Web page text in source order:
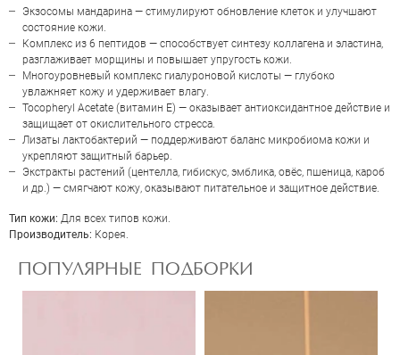
ОЦЕНКА
Отправить
Экзосомы мандарина — стимулируют обновление клеток и улучшают
состояние кожи.
Комплекс из 6 пептидов — способствует синтезу коллагена и эластина,
разглаживает морщины и повышает упругость кожи.
Многоуровневый комплекс гиалуроновой кислоты — глубоко
увлажняет кожу и удерживает влагу.
Tocopheryl Acetate (витамин Е) — оказывает антиоксидантное действие и
защищает от окислительного стресса.
Лизаты лактобактерий — поддерживают баланс микробиома кожи и
укрепляют защитный барьер.
Экстракты растений (центелла, гибискус, эмблика, овёс, пшеница, кароб
и др.) — смягчают кожу, оказывают питательное и защитное действие.
Тип кожи: Для всех типов кожи.
Производитель: Корея.
ПОПУЛЯРНЫЕ ПОДБОРКИ